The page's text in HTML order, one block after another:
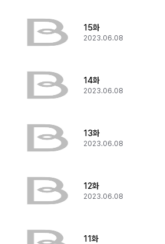
15화
2023.06.08
14화
2023.06.08
13화
2023.06.08
12화
2023.06.08
11화